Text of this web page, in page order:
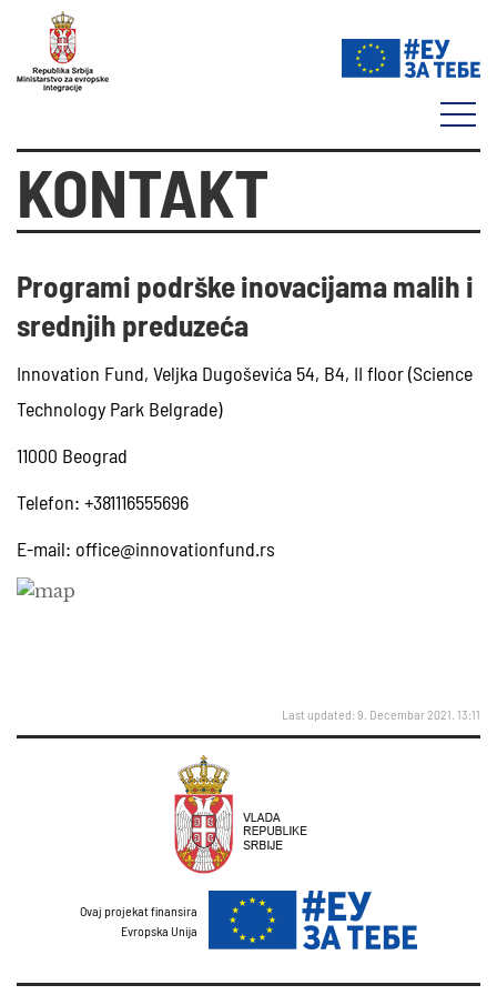
KONTAKT
Programi podrške inovacijama malih i
srednjih preduzeća
Innovation Fund, Veljka Dugoševića 54, B4, II floor (Science
Technology Park Belgrade)
11000 Beograd
Telefon: +381116555696
E-mail: office@innovationfund.rs
Last updated: 9. Decembar 2021. 13:11
Ovaj projekat finansira
Evropska Unija